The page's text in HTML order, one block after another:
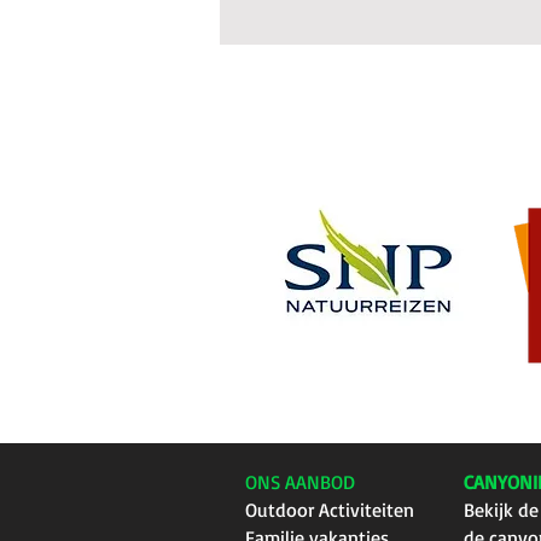
ONS AANBOD
Outdoor Activiteiten
Bekijk